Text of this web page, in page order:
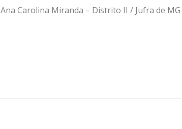
Ana Carolina Miranda – Distrito II / Jufra de MG